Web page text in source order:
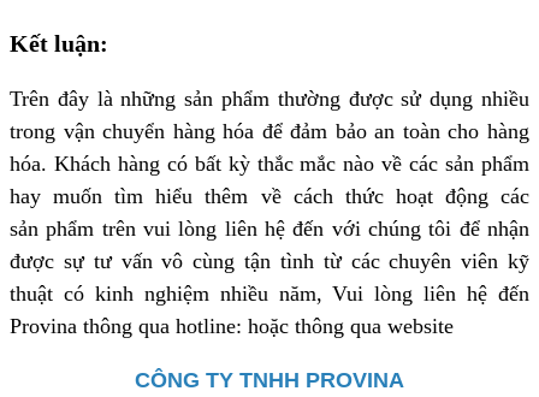
Kết luận:
Trên đây là những sản phẩm thường được sử dụng nhiều
trong vận chuyển hàng hóa để đảm bảo an toàn cho hàng
hóa. Khách hàng có bất kỳ thắc mắc nào về các sản phẩm
hay muốn tìm hiểu thêm về cách thức hoạt động các
sản phẩm trên vui lòng liên hệ đến với chúng tôi để nhận
được sự tư vấn vô cùng tận tình từ các chuyên viên kỹ
thuật có kinh nghiệm nhiều năm, Vui lòng liên hệ đến
Provina thông qua hotline: hoặc thông qua website
CÔNG TY TNHH PROVINA